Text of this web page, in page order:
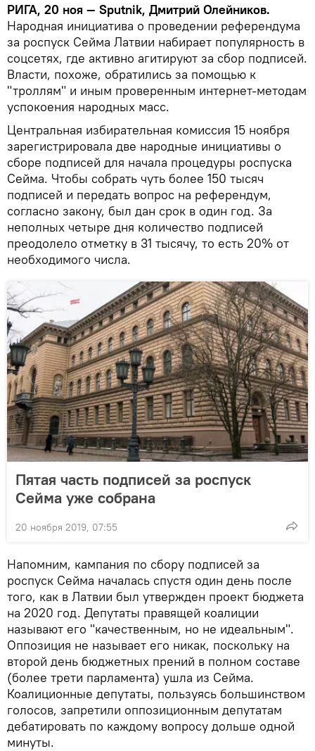
РИГА, 20 ноя — Sputnik, Дмитрий Олейников.
Народная инициатива о проведении референдума
за роспуск Сейма Латвии набирает популярность в
соцсетях, где активно агитируют за сбор подписей.
Власти, похоже, обратились за помощью к
"троллям" и иным проверенным интернет-методам
успокоения народных масс.
Центральная избирательная комиссия 15 ноября
зарегистрировала две народные инициативы о
сборе подписей для начала процедуры роспуска
Сейма. Чтобы собрать чуть более 150 тысяч
подписей и передать вопрос на референдум,
согласно закону, был дан срок в один год. За
неполных четыре дня количество подписей
преодолело отметку в 31 тысячу, то есть 20% от
необходимого числа.
Пятая часть подписей за роспуск
Сейма уже собрана
20 ноября 2019, 07:55
Напомним, кампания по сбору подписей за
роспуск Сейма началась спустя один день после
того, как в Латвии был утвержден проект бюджета
на 2020 год. Депутаты правящей коалиции
называют его "качественным, но не идеальным".
Оппозиция не называет его никак, поскольку на
второй день бюджетных прений в полном составе
(более трети парламента) ушла из Сейма.
Коалиционные депутаты, пользуясь большинством
голосов, запретили оппозиционным депутатам
дебатировать по каждому вопросу дольше одной
минуты.